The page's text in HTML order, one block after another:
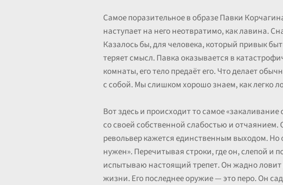
Самое поразительное в образе Павки
наступает на него неотвратимо, как лавина.
Казалось бы, для человека, который привык
теряет смысл. Павка оказывается в
комнаты, его тело предаёт его. Что делает
с собой. Мы слишком хорошо знаем, как легко
Вот здесь и происходит то самое
со своей собственной слабостью и
револьвер кажется единственным выходом. Но
нужен». Перечитывая строки, где он, слепой
испытываю настоящий трепет. Он жадно ловит
жизни. Его последнее оружие — это перо. Он